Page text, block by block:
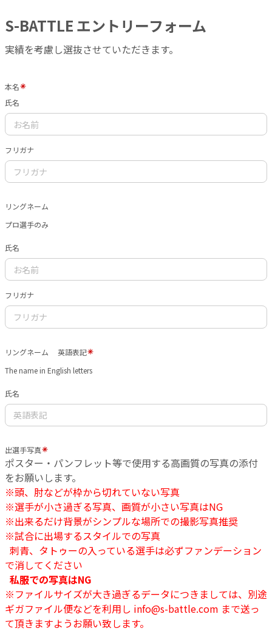
S-BATTLE エントリーフォーム
実績を考慮し選抜させていただきます。
本名
氏名
フリガナ
リングネーム
プロ選手のみ
氏名
フリガナ
リングネーム 英語表記
The name in English letters
氏名
出選手写真
ポスター・パンフレット等で使用する高画質の写真の添付
をお願いします。
※頭、肘などが枠から切れていない写真
※選手が小さ過ぎる写真、画質が小さい写真はNG
※出来るだけ背景がシンプルな場所での撮影写真推奨
※試合に出場するスタイルでの写真
刺青、タトゥーの入っている選手は必ずファンデーション
で消してください
私服での写真はNG
※ファイルサイズが大き過ぎるデータにつきましては、別途
ギガファイル便などを利用し info@s-battle.com まで送っ
て頂きますようお願い致します。